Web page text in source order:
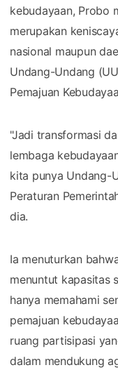
kebudayaan, Probo
merupakan
nasional maupun
Undang-Undang
Pemajuan
"Jadi transformasi
lembaga
kita punya Undang-
Peraturan
dia.
Ia menuturkan
menuntut kapasitas
hanya memahami
pemajuan
ruang partisipasi
dalam mendukung